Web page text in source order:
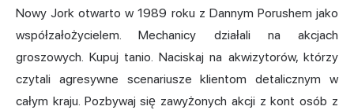
Nowy Jork otwarto w 1989 roku z Dannym Porushem jako
współzałożycielem. Mechanicy działali na akcjach
groszowych. Kupuj tanio. Naciskaj na akwizytorów, którzy
czytali agresywne scenariusze klientom detalicznym w
całym kraju. Pozbywaj się zawyżonych akcji z kont osób z